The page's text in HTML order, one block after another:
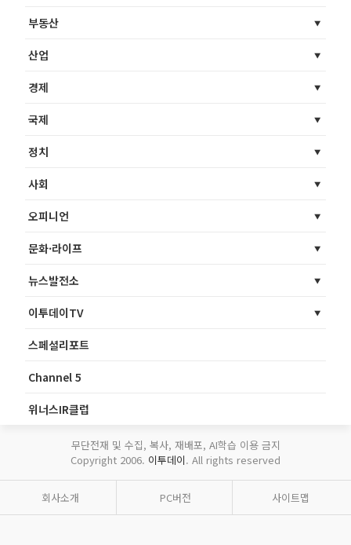
부동산
산업
경제
국제
정치
사회
오피니언
문화·라이프
뉴스발전소
이투데이TV
스페셜리포트
Channel 5
위너스IR클럽
무단전재 및 수집, 복사, 재배포, AI학습 이용 금지
Copyright 2006. 이투데이. All rights reserved
회사소개 PC버전 사이트맵